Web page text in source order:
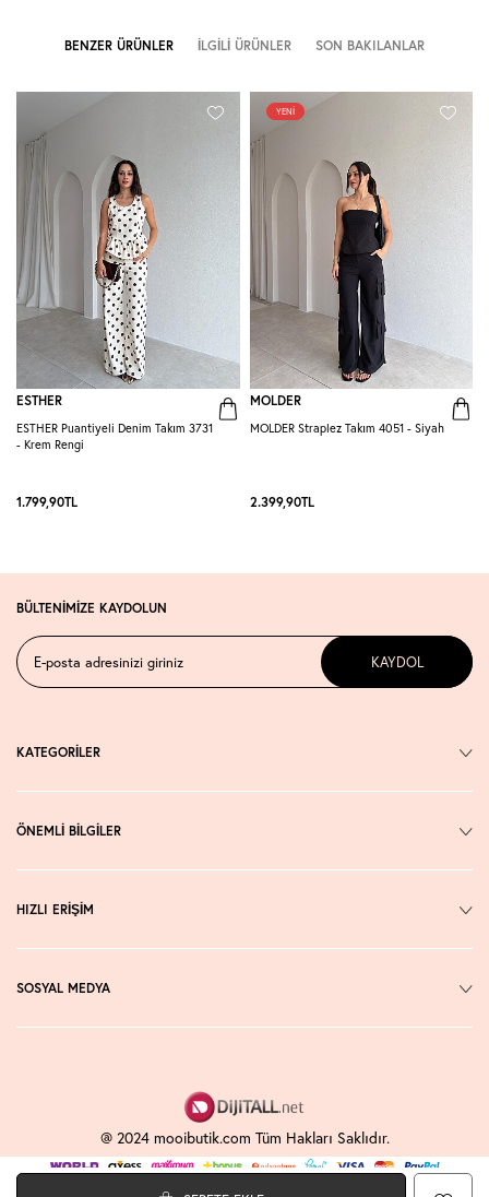
BENZER ÜRÜNLER İLGILI ÜRÜNLER SON BAKILANLAR
ESTHER
ESTHER Puantiyeli Denim Takım 3731
- Krem Rengi
1.799,90TL
YENI
MOLDER
MOLDER Straplez Takım 4051 - Siyah
2.399,90TL
BÜLTENİMİZE KAYDOLUN
KAYDOL
KATEGORİLER
ÖNEMLİ BİLGİLER
HIZLI ERİŞİM
SOSYAL MEDYA
@ 2024 mooibutik.com Tüm Hakları Saklıdır.